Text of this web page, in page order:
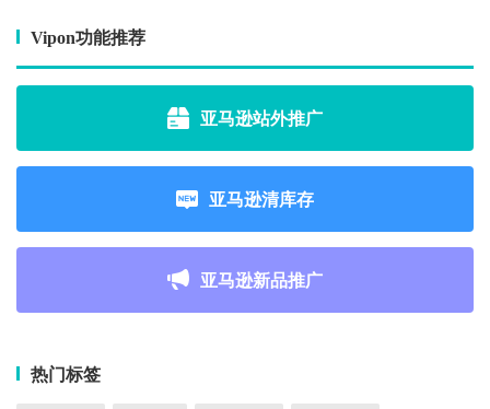
Vipon功能推荐
亚马逊站外推广
亚马逊清库存
亚马逊新品推广
热门标签